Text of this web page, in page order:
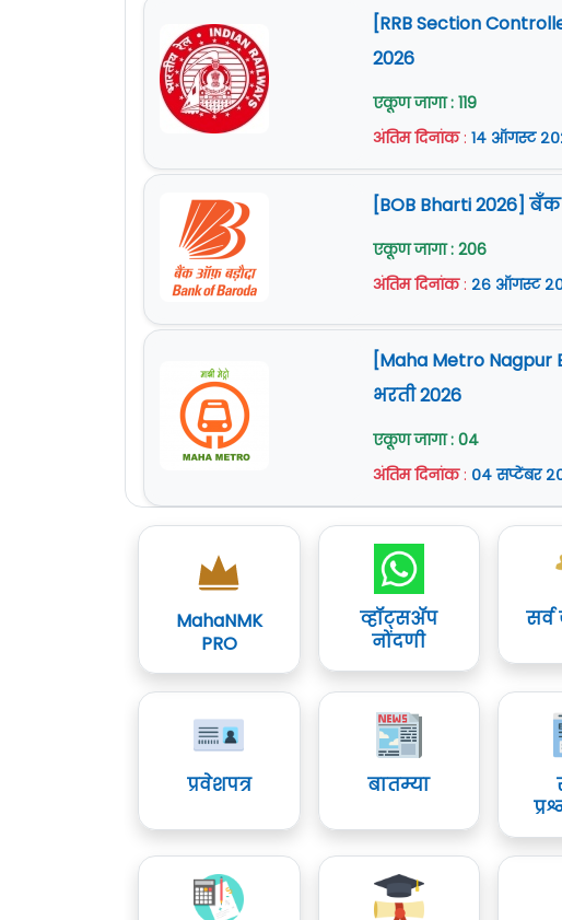
[RRB Section
2026
एकूण जागा : 119
अंतिम दिनांक: १४ ऑगस्ट
[BOB Bharti 2026]
एकूण जागा : 206
अंतिम दिनांक: २६ ऑगस्ट
[Maha Metro Nagpur
भरती 2026
एकूण जागा : 04
अंतिम दिनांक: ०४ सप्टेंबर
MahaNMK
PRO
व्हॉट्सॲप
नोंदणी
सर्व
प्रवेशपत्र बातम्या